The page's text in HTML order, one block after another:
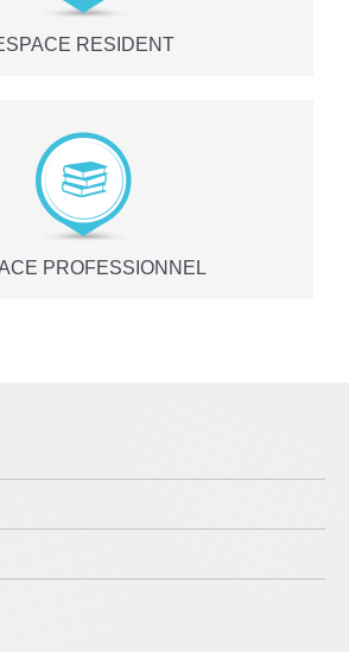
RESIDENT
PROFESSIONNEL